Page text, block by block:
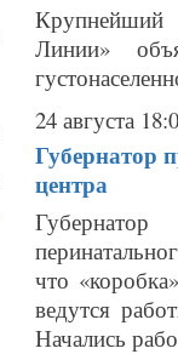
Крупнейший
Линии»
24 августа
Губернатор
центра
Губернатор
что
ведутся
Начались